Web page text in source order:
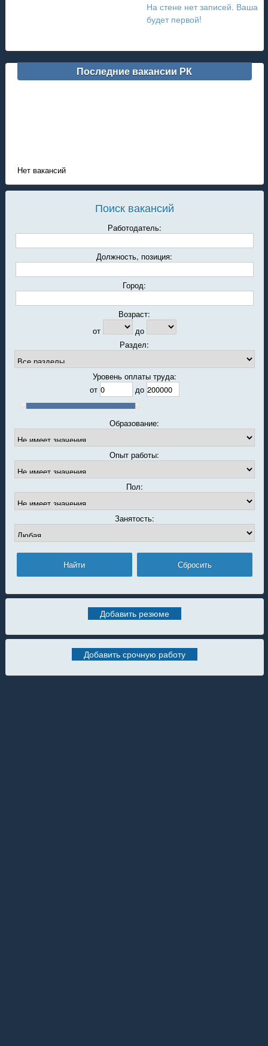
На стене нет записей. Ваша
будет первой!
Последние вакансии РК
Нет вакансий
Поиск вакансий
Работодатель:
Должность, позиция:
Город:
Возраст:
от
до
Раздел:
Уровень оплаты труда:
от
до
Образование:
Опыт работы:
Пол:
Занятость:
Добавить резюме
Добавить срочную работу